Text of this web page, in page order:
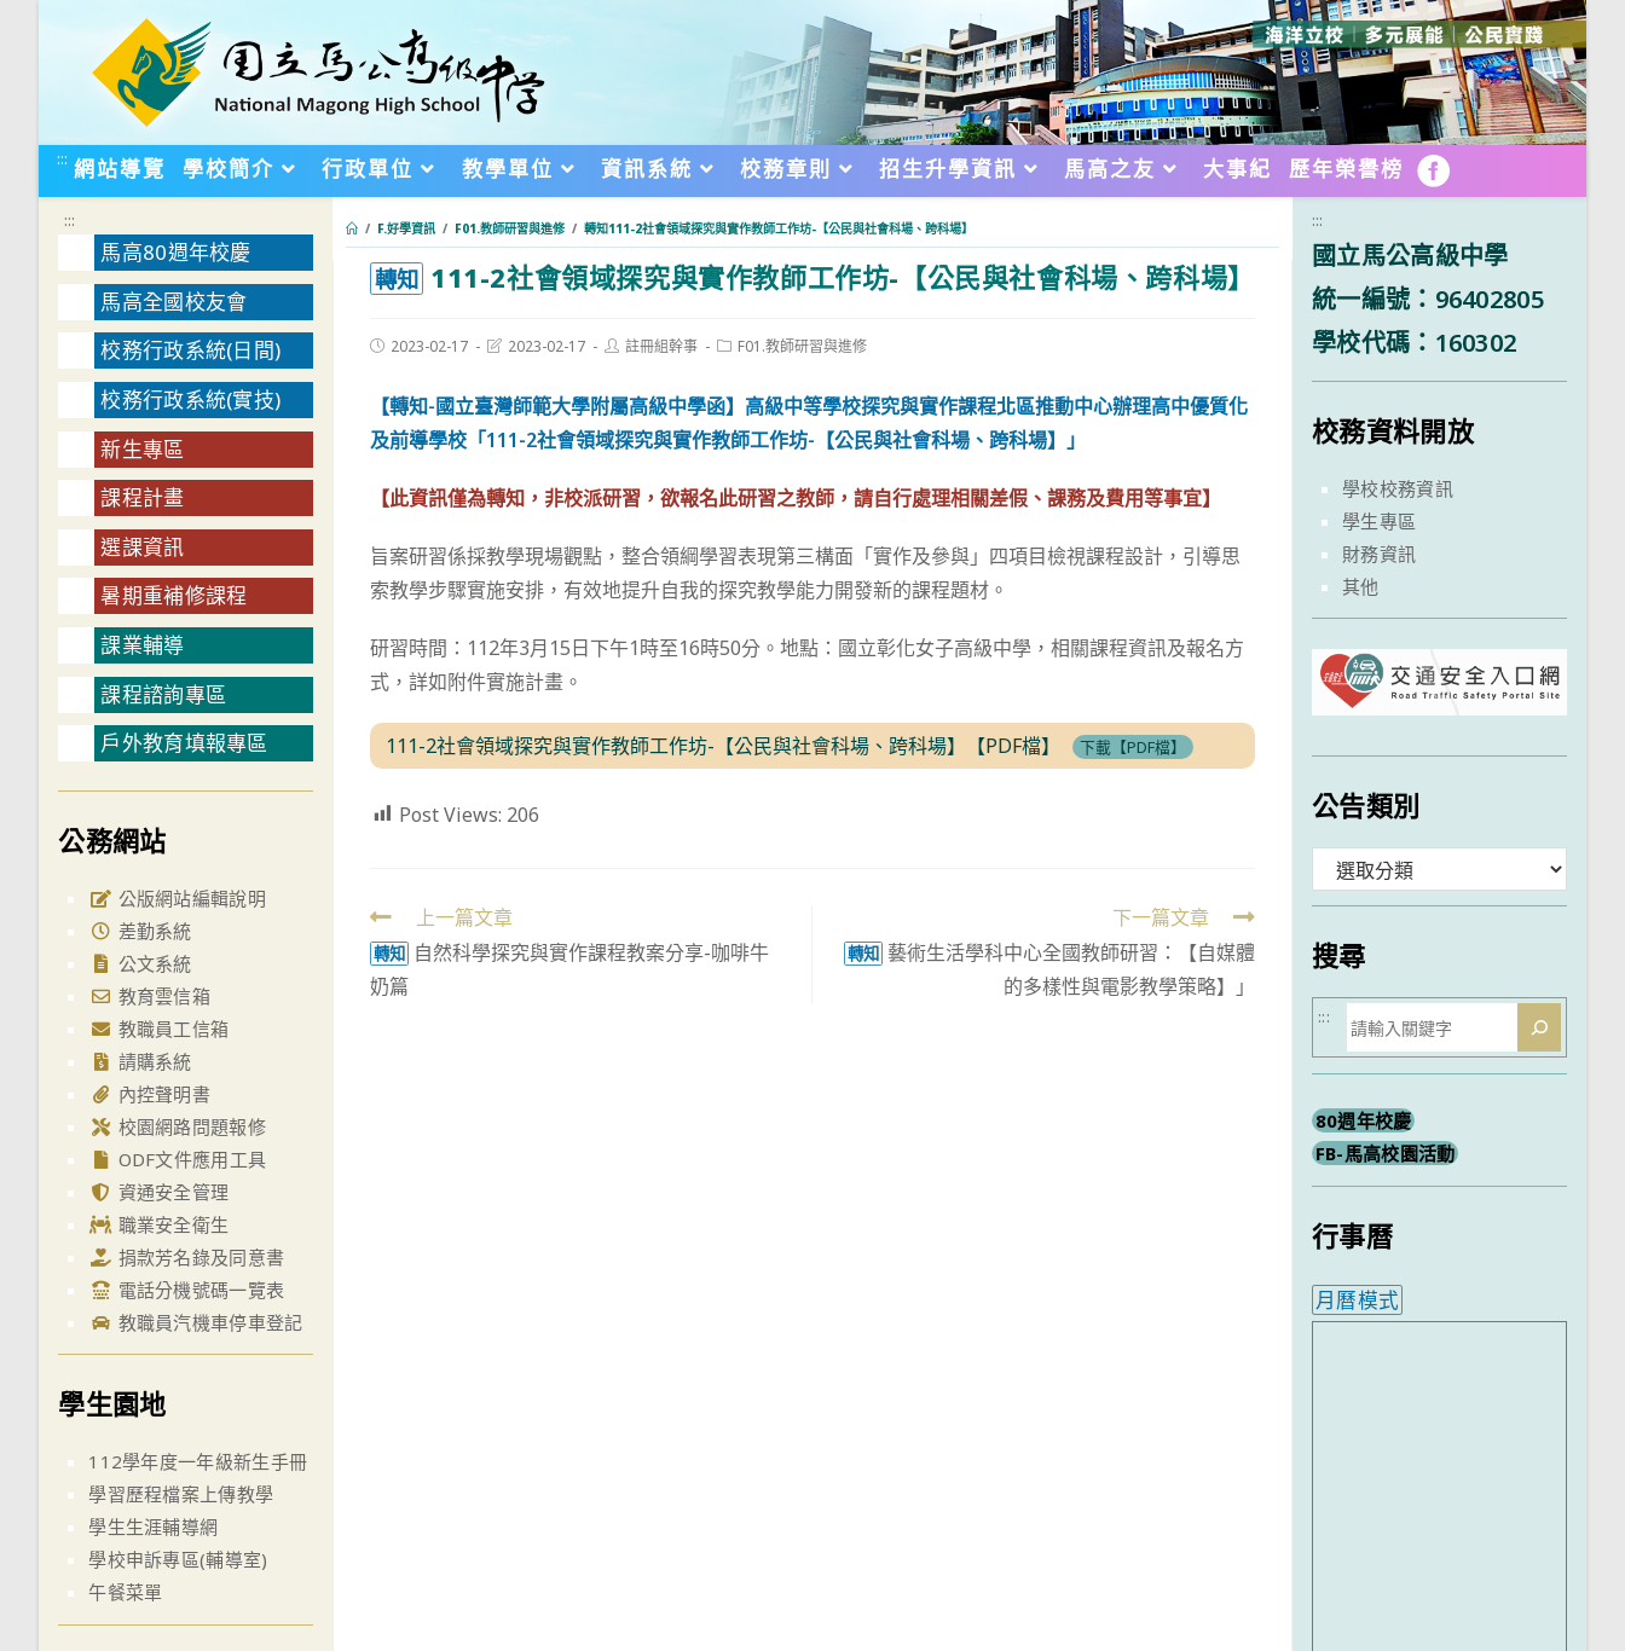
::: 網站導覽 學校簡介 行政單位 教學單位 資訊系統 校務章則 招生升學資訊 馬高之友 大事紀 歷年榮譽榜 FB
/ F.好學資訊 / F01.教師研習與進修 / 轉知111-2社會領域探究與實作教師工作坊-【公民與社會科場、跨科場】
轉知 111-2社會領域探究與實作教師工作坊-【公民與社會科場、跨科場】
Post2023-02-17
Post2023-02-17
Post註冊組幹事
PostF01.教師研習與進修
【轉知-國立臺灣師範大學附屬高級中學函】高級中等學校探究與實作課程北區推動中心辦理高中優質化
及前導學校「111-2社會領域探究與實作教師工作坊-【公民與社會科場、跨科場】」
【此資訊僅為轉知，非校派研習，欲報名此研習之教師，請自行處理相關差假、課務及費用等事宜】
旨案研習係採教學現場觀點，整合領綱學習表現第三構面「實作及參與」四項目檢視課程設計，引導思
索教學步驟實施安排，有效地提升自我的探究教學能力開發新的課程題材。
研習時間：112年3月15日下午1時至16時50分。地點：國立彰化女子高級中學，相關課程資訊及報名方
式，詳如附件實施計畫。
111-2社會領域探究與實作教師工作坊-【公民與社會科場、跨科場】【PDF檔】 下載【PDF檔】
Post Views: 206
Read
more
articles
上一篇文章
轉知 自然科學探究與實作課程教案分享-咖啡牛
奶篇
下一篇文章
轉知 藝術生活學科中心全國教師研習：【自媒體
的多樣性與電影教學策略】」
:::
馬高80週年校慶
馬高全國校友會
校務行政系統(日間)
校務行政系統(實技)
新生專區
課程計畫
選課資訊
暑期重補修課程
課業輔導
課程諮詢專區
戶外教育填報專區
公務網站
公版網站編輯說明
差勤系統
公文系統
教育雲信箱
教職員工信箱
請購系統
內控聲明書
校園網路問題報修
ODF文件應用工具
資通安全管理
職業安全衛生
捐款芳名錄及同意書
電話分機號碼一覽表
教職員汽機車停車登記
學生園地
112學年度一年級新生手冊
學習歷程檔案上傳教學
學生生涯輔導網
學校申訴專區(輔導室)
午餐菜單
:::
國立馬公高級中學
統一編號：96402805
學校代碼：160302
校務資料開放
學校校務資訊
學生專區
財務資訊
其他
公告類別
類
搜尋
搜
尋
:::
80週年校慶
FB-馬高校園活動
行事曆
月曆模式